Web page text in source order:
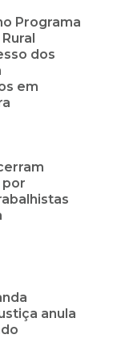
Programa
dos
em
por
anula